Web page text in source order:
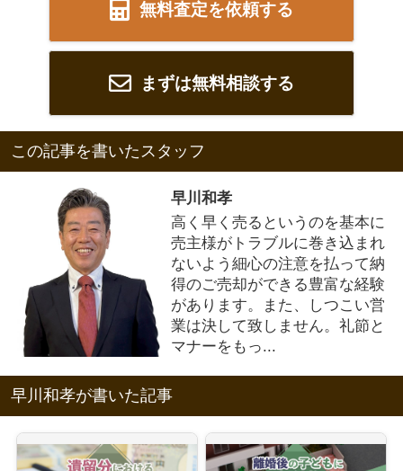
無料査定を依頼する
まずは無料相談する
この記事を書いたスタッフ
早川和孝
高く早く売るというのを基本に
売主様がトラブルに巻き込まれ
ないよう細心の注意を払って納
得のご売却ができる豊富な経験
があります。また、しつこい営
業は決して致しません。礼節と
マナーをもっ...
早川和孝が書いた記事